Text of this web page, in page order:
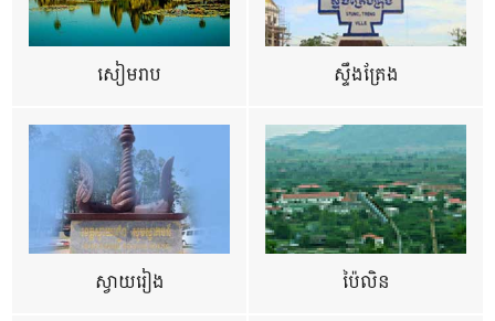
សៀមរាប ស្ទឹងត្រែង
ស្វាយរៀង ប៉ៃលិន